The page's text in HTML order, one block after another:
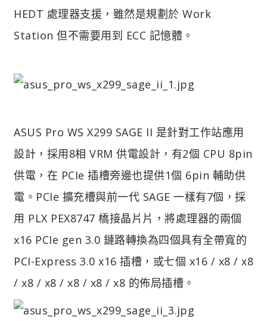
HEDT 處理器支援，雖然是規劃於 Work
Station 但不需要用到 ECC 記憶體。
ASUS Pro WS X299 SAGE II 是針對工作站應用
設計，採用8相 VRM 供電設計，有2個 CPU 8pin
供電，在 PCIe 插槽旁邊也提供1個 6pin 輔助供
電。PCIe 擴充槽與前一代 SAGE 一樣有7個，採
用 PLX PEX8747 橋接晶片片，將處理器的兩個
x16 PCIe gen 3.0 鏈路轉換為四個具有全帶寬的
PCI-Express 3.0 x16 插槽，或七個 x16 / x8 / x8
/ x8 / x8 / x8 / x8 / x8 的佈局插槽。